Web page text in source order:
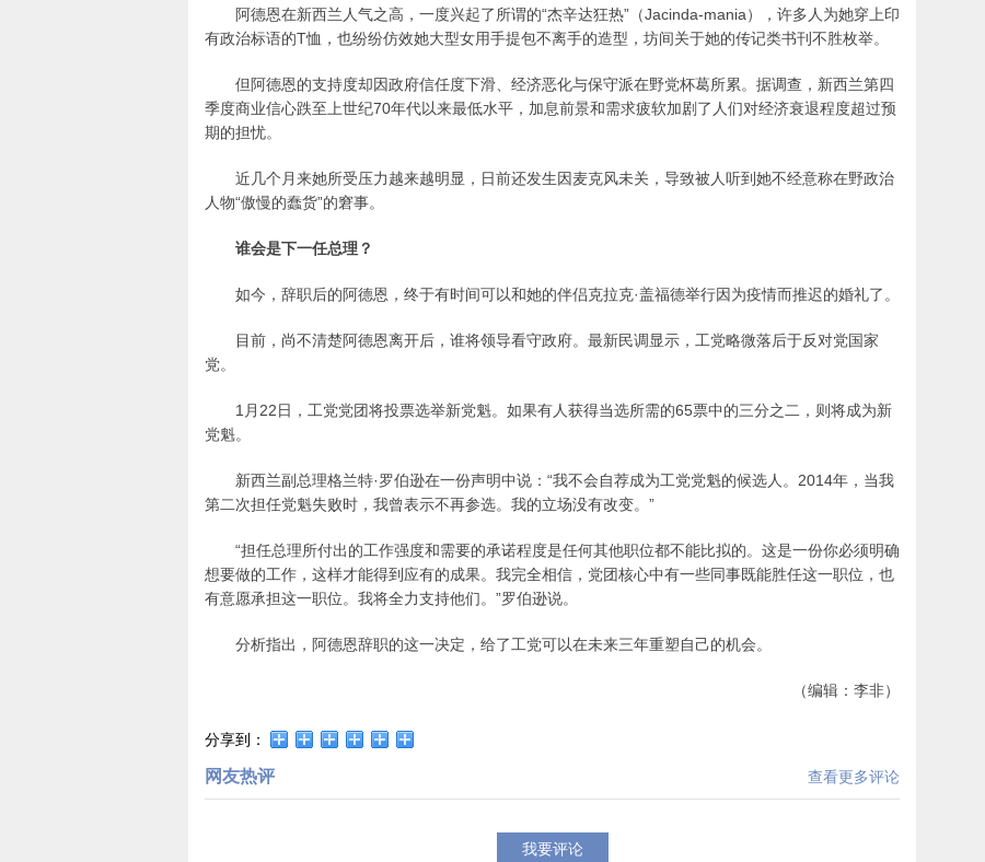
阿德恩在新西兰人气之高，一度兴起了所谓的“杰辛达狂热”（Jacinda-mania），许多人为她穿上印
有政治标语的T恤，也纷纷仿效她大型女用手提包不离手的造型，坊间关于她的传记类书刊不胜枚举。
但阿德恩的支持度却因政府信任度下滑、经济恶化与保守派在野党杯葛所累。据调查，新西兰第四
季度商业信心跌至上世纪70年代以来最低水平，加息前景和需求疲软加剧了人们对经济衰退程度超过预
期的担忧。
近几个月来她所受压力越来越明显，日前还发生因麦克风未关，导致被人听到她不经意称在野政治
人物“傲慢的蠢货”的窘事。
谁会是下一任总理？
如今，辞职后的阿德恩，终于有时间可以和她的伴侣克拉克·盖福德举行因为疫情而推迟的婚礼了。
目前，尚不清楚阿德恩离开后，谁将领导看守政府。最新民调显示，工党略微落后于反对党国家
党。
1月22日，工党党团将投票选举新党魁。如果有人获得当选所需的65票中的三分之二，则将成为新
党魁。
新西兰副总理格兰特·罗伯逊在一份声明中说：“我不会自荐成为工党党魁的候选人。2014年，当我
第二次担任党魁失败时，我曾表示不再参选。我的立场没有改变。”
“担任总理所付出的工作强度和需要的承诺程度是任何其他职位都不能比拟的。这是一份你必须明确
想要做的工作，这样才能得到应有的成果。我完全相信，党团核心中有一些同事既能胜任这一职位，也
有意愿承担这一职位。我将全力支持他们。”罗伯逊说。
分析指出，阿德恩辞职的这一决定，给了工党可以在未来三年重塑自己的机会。
（编辑：李非）
分享到：
网友热评 查看更多评论
我要评论